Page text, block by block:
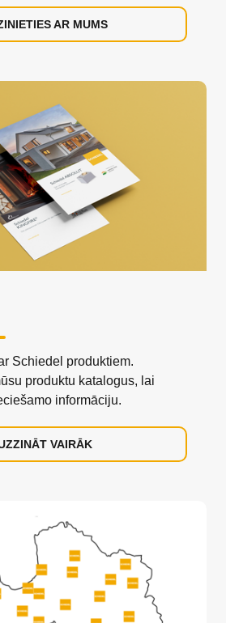
AR MUMS
Schiedel produktiem.
produktu katalogus, lai
informāciju.
VAIRĀK